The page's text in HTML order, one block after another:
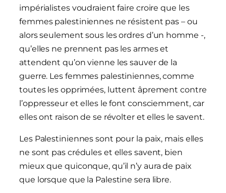
impérialistes voudraient faire croire que les
femmes palestiniennes ne résistent pas – ou
alors seulement sous les ordres d’un homme -,
qu’elles ne prennent pas les armes et
attendent qu’on vienne les sauver de la
guerre. Les femmes palestiniennes, comme
toutes les opprimées, luttent âprement contre
l’oppresseur et elles le font consciemment, car
elles ont raison de se révolter et elles le savent.
Les Palestiniennes sont pour la paix, mais elles
ne sont pas crédules et elles savent, bien
mieux que quiconque, qu’il n’y aura de paix
que lorsque que la Palestine sera libre.